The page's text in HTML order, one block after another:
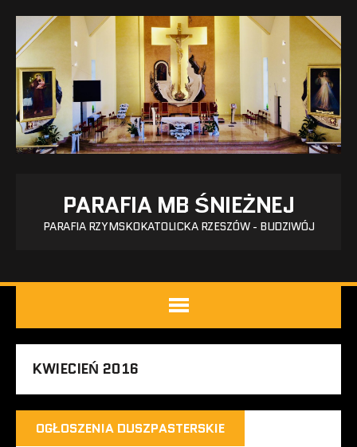
PARAFIA MB ŚNIEŻNEJ
PARAFIA RZYMSKOKATOLICKA RZESZÓW - BUDZIWÓJ
KWIECIEŃ 2016
OGŁOSZENIA DUSZPASTERSKIE